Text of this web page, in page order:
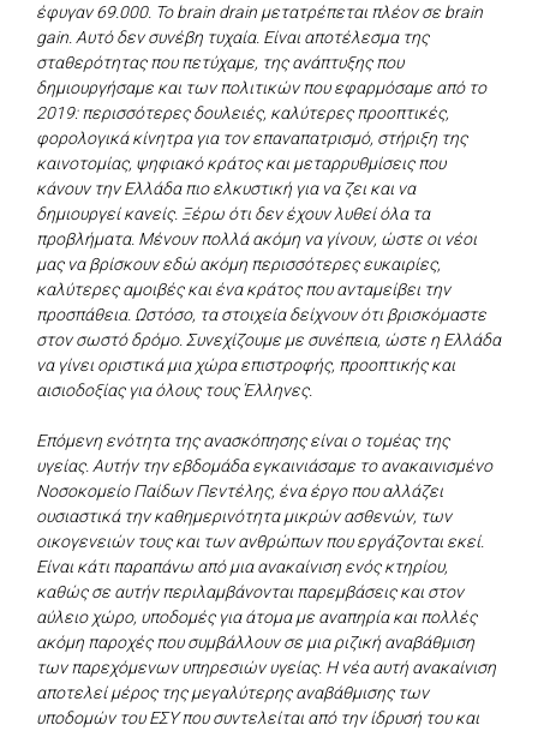
έφυγαν 69.000. Το brain drain μετατρέπεται πλέον σε brain
gain. Αυτό δεν συνέβη τυχαία. Είναι αποτέλεσμα της
σταθερότητας που πετύχαμε, της ανάπτυξης που
δημιουργήσαμε και των πολιτικών που εφαρμόσαμε από το
2019: περισσότερες δουλειές, καλύτερες προοπτικές,
φορολογικά κίνητρα για τον επαναπατρισμό, στήριξη της
καινοτομίας, ψηφιακό κράτος και μεταρρυθμίσεις που
κάνουν την Ελλάδα πιο ελκυστική για να ζει και να
δημιουργεί κανείς. Ξέρω ότι δεν έχουν λυθεί όλα τα
προβλήματα. Μένουν πολλά ακόμη να γίνουν, ώστε οι νέοι
μας να βρίσκουν εδώ ακόμη περισσότερες ευκαιρίες,
καλύτερες αμοιβές και ένα κράτος που ανταμείβει την
προσπάθεια. Ωστόσο, τα στοιχεία δείχνουν ότι βρισκόμαστε
στον σωστό δρόμο. Συνεχίζουμε με συνέπεια, ώστε η Ελλάδα
να γίνει οριστικά μια χώρα επιστροφής, προοπτικής και
αισιοδοξίας για όλους τους Έλληνες.
Επόμενη ενότητα της ανασκόπησης είναι ο τομέας της
υγείας. Αυτήν την εβδομάδα εγκαινιάσαμε το ανακαινισμένο
Νοσοκομείο Παίδων Πεντέλης, ένα έργο που αλλάζει
ουσιαστικά την καθημερινότητα μικρών ασθενών, των
οικογενειών τους και των ανθρώπων που εργάζονται εκεί.
Είναι κάτι παραπάνω από μια ανακαίνιση ενός κτηρίου,
καθώς σε αυτήν περιλαμβάνονται παρεμβάσεις και στον
αύλειο χώρο, υποδομές για άτομα με αναπηρία και πολλές
ακόμη παροχές που συμβάλλουν σε μια ριζική αναβάθμιση
των παρεχόμενων υπηρεσιών υγείας. Η νέα αυτή ανακαίνιση
αποτελεί μέρος της μεγαλύτερης αναβάθμισης των
υποδομών του ΕΣΥ που συντελείται από την ίδρυσή του και